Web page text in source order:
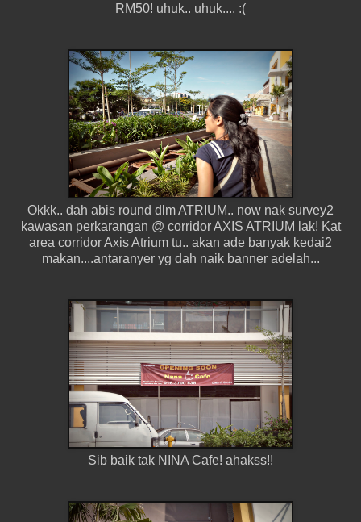
RM50! uhuk.. uhuk.... :(
Okkk.. dah abis round dlm ATRIUM.. now nak survey2
kawasan perkarangan @ corridor AXIS ATRIUM lak! Kat
area corridor Axis Atrium tu.. akan ade banyak kedai2
makan....antaranyer yg dah naik banner adelah...
Sib baik tak NINA Cafe! ahakss!!